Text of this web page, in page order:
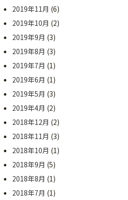
2019年11月 (6)
2019年10月 (2)
2019年9月 (3)
2019年8月 (3)
2019年7月 (1)
2019年6月 (1)
2019年5月 (3)
2019年4月 (2)
2018年12月 (2)
2018年11月 (3)
2018年10月 (1)
2018年9月 (5)
2018年8月 (1)
2018年7月 (1)